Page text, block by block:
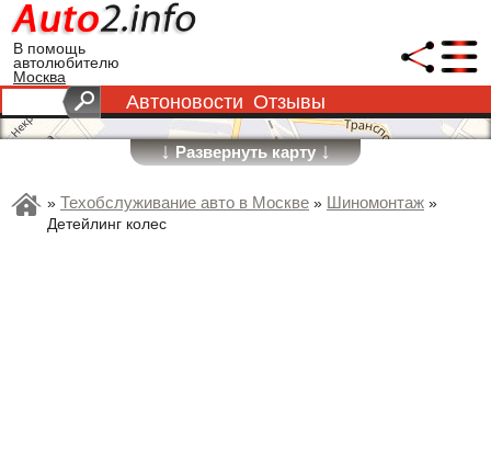
В помощь
автолюбителю
Москва
Автоновости Отзывы
↓Развернуть карту↓
» Техобслуживание авто в Москве » Шиномонтаж »
Детейлинг колес